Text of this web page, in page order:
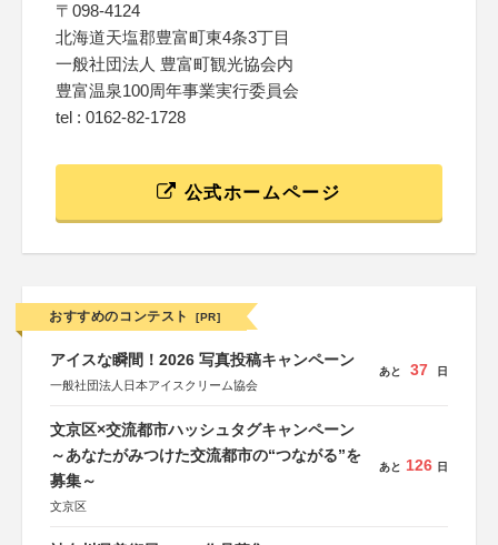
〒098-4124
北海道天塩郡豊富町東4条3丁目
一般社団法人 豊富町観光協会内
豊富温泉100周年事業実行委員会
tel : 0162-82-1728
公式ホームページ
おすすめのコンテスト [PR]
アイスな瞬間！2026 写真投稿キャンペーン
一般社団法人日本アイスクリーム協会
あと 37 日
文京区×交流都市ハッシュタグキャンペーン
～あなたがみつけた交流都市の“つながる”を
募集～
文京区
あと 126 日